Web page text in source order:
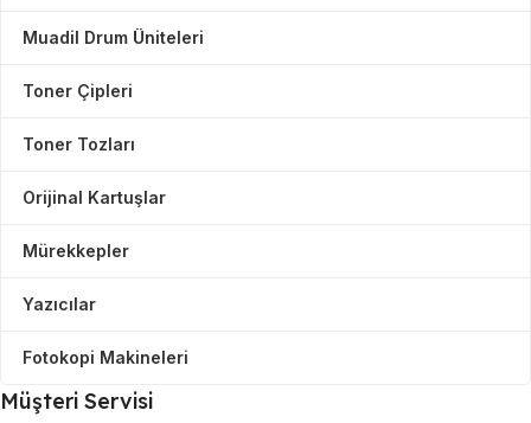
Muadil Drum Üniteleri
Toner Çipleri
Toner Tozları
Orijinal Kartuşlar
Mürekkepler
Yazıcılar
Fotokopi Makineleri
Müşteri Servisi